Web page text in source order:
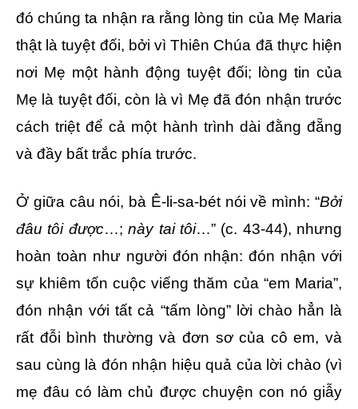
đó chúng ta nhận ra rằng lòng tin của Mẹ Maria
thật là tuyệt đối, bởi vì Thiên Chúa đã thực hiện
nơi Mẹ một hành động tuyệt đối; lòng tin của
Mẹ là tuyệt đối, còn là vì Mẹ đã đón nhận trước
cách triệt để cả một hành trình dài đằng đẵng
và đầy bất trắc phía trước.
Ở giữa câu nói, bà Ê-li-sa-bét nói về mình: “Bởi
đâu tôi được…;này tai tôi…” (c. 43-44), nhưng
hoàn toàn như người đón nhận: đón nhận với
sự khiêm tốn cuộc viếng thăm của “em Maria”,
đón nhận với tất cả “tấm lòng” lời chào hẳn là
rất đỗi bình thường và đơn sơ của cô em, và
sau cùng là đón nhận hiệu quả của lời chào (vì
mẹ đâu có làm chủ được chuyện con nó giẫy